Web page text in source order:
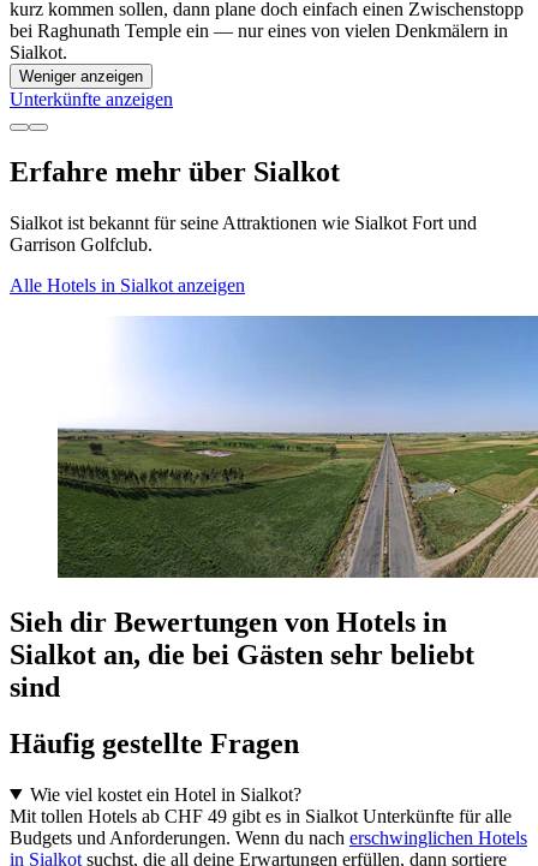
kurz kommen sollen, dann plane doch einfach einen Zwischenstopp
bei Raghunath Temple ein — nur eines von vielen Denkmälern in
Sialkot.
Weniger anzeigen
Unterkünfte anzeigen
Erfahre mehr über Sialkot
Sialkot ist bekannt für seine Attraktionen wie Sialkot Fort und
Garrison Golfclub.
Alle Hotels in Sialkot anzeigen
Sieh dir Bewertungen von Hotels in
Sialkot an, die bei Gästen sehr beliebt
sind
Häufig gestellte Fragen
Wie viel kostet ein Hotel in Sialkot?
Mit tollen Hotels ab CHF 49 gibt es in Sialkot Unterkünfte für alle
Budgets und Anforderungen. Wenn du nach erschwinglichen Hotels
in Sialkot suchst, die all deine Erwartungen erfüllen, dann sortiere